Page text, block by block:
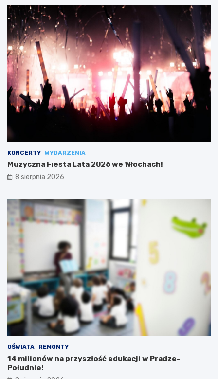
KONCERTY WYDARZENIA
Muzyczna Fiesta Lata 2026 we Włochach!
8 sierpnia 2026
OŚWIATA REMONTY
14 milionów na przyszłość edukacji w Pradze-
Południe!